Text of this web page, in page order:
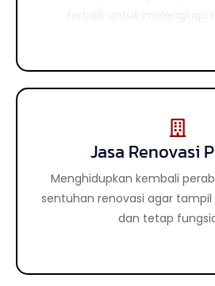
Jasa Renovasi
Menghidupkan kembali
sentuhan renovasi agar tampil
dan tetap
Jasa Renovasi
Mengubah dan memperbarui
menjadi lebih segar, modern,
kebutuhan masa